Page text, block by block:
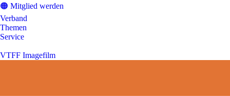
🟠 Mitglied werden
Verband
Themen
Service
VTFF Imagefilm